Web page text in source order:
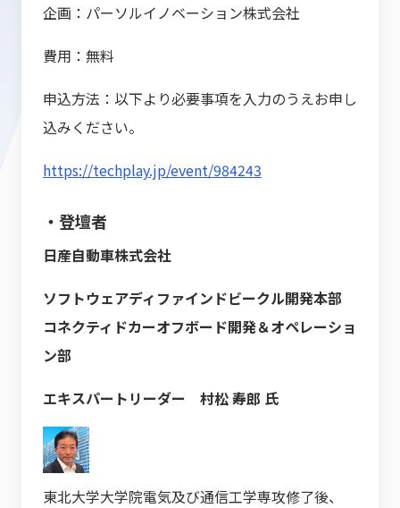
企画：パーソルイノベーション株式会社
費用：無料
申込方法：以下より必要事項を入力のうえお申し
込みください。
https://techplay.jp/event/984243
・登壇者
日産自動車株式会社
ソフトウェアディファインドビークル開発本部
コネクティドカーオフボード開発＆オペレーショ
ン部
エキスパートリーダー 村松 寿郎 氏
東北大学大学院電気及び通信工学専攻修了後、